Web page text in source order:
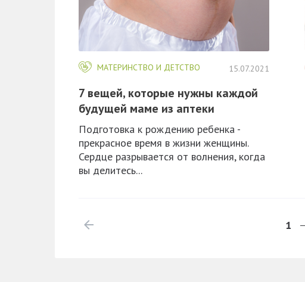
МАТЕРИНСТВО И ДЕТСТВО 15.07.2021
​7 вещей, которые нужны каждой
будущей маме из аптеки
Подготовка к рождению ребенка -
прекрасное время в жизни женщины.
Сердце разрывается от волнения, когда
вы делитесь...
1